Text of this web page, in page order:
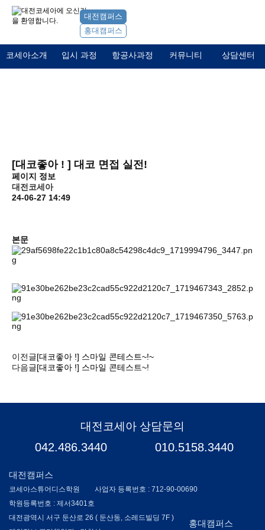
대전캠퍼스
홍대캠퍼스
코세아소개 입시 과정 항공사과정 커뮤니티 상담센터
[대코좋아 ! ] 대코 면접 실전!
페이지 정보
대전코세아
24-06-27 14:49
본문
이전글[대코좋아 !] 스마일 콘테스트~!~
다음글[대코좋아 !] 스마일 콘테스트~!
대전캠퍼스
코세아스튜어디스학원
사업자 등록번호 : 712-90-00690
학원등록번호 : 제서3401호
대전광역시 서구 둔산로 26 ( 둔산동, 소레드빌딩 7F )
홍대캠퍼스
대전코세아 상담문의
042.486.3440 010.5158.3440